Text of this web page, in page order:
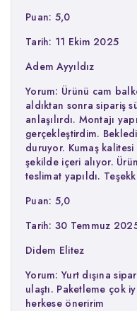
Puan: 5,0
Tarih: 11 Ekim 2025
Adem Ayyıldız
Yorum: Ürünü cam
aldıktan sonra sipariş
anlaşılırdı. Montajı
gerçekleştirdim.
duruyor. Kumaş kalitesi
şekilde içeri alıyor.
teslimat yapıldı.
Puan: 5,0
Tarih: 30 Temmuz
Didem Elitez
Yorum: Yurt dışına
ulaştı. Paketleme çok
herkese öneririm